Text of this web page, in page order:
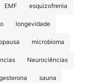
EMF esquizofrenia
longevidade
microbioma
Neurociências
sauna